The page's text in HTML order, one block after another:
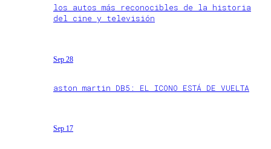
los autos más reconocibles de la historia
del cine y televisión
Sep 28
aston martin DB5: EL ICONO ESTÁ DE VUELTA
Sep 17